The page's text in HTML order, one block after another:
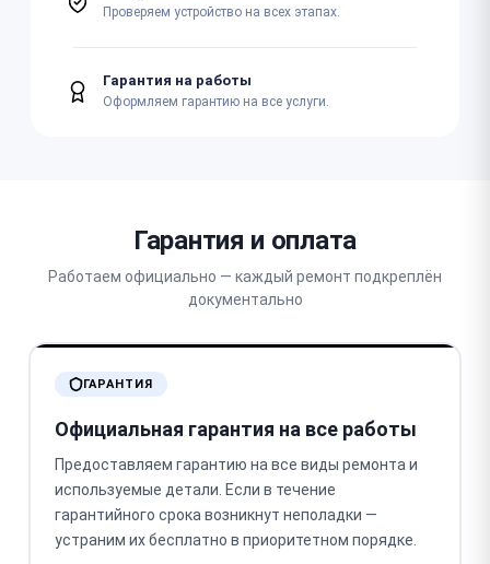
Проверяем устройство на всех этапах.
Гарантия на работы
Оформляем гарантию на все услуги.
Гарантия и оплата
Работаем официально — каждый ремонт подкреплён
документально
ГАРАНТИЯ
Официальная гарантия на все работы
Предоставляем гарантию на все виды ремонта и
используемые детали. Если в течение
гарантийного срока возникнут неполадки —
устраним их бесплатно в приоритетном порядке.